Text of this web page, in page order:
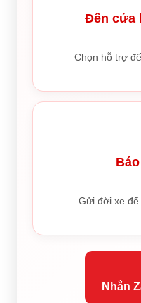
Đến cửa
Chọn hỗ trợ
Gửi đời xe
Nhắn